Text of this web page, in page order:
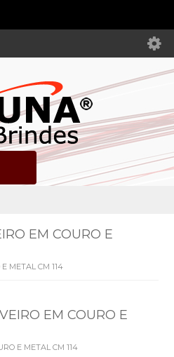
EM COURO E
METAL CM 114
EM COURO E
E METAL CM 114